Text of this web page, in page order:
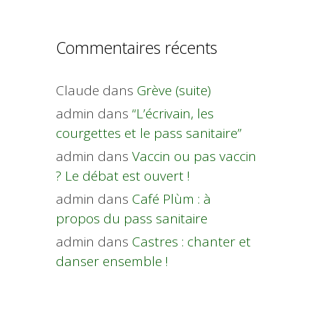
Commentaires récents
Claude dans Grève (suite)
admin dans “L’écrivain, les
courgettes et le pass sanitaire”
admin dans Vaccin ou pas vaccin
? Le débat est ouvert !
admin dans Café Plùm : à
propos du pass sanitaire
admin dans Castres : chanter et
danser ensemble !